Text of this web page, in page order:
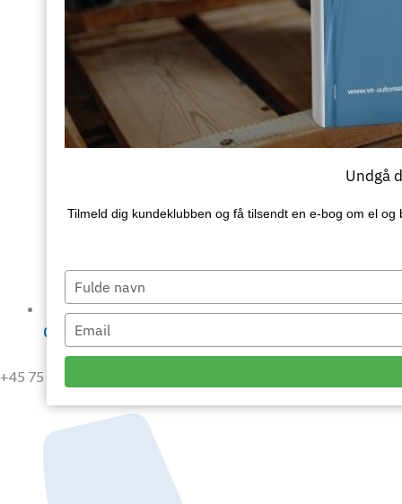
07:00 - 15:15
+45 75 64 18 99
Undgå
Tilmeld dig kundeklubben og få tilsendt en e‑bog om el
Type
your
name
Type
your
email